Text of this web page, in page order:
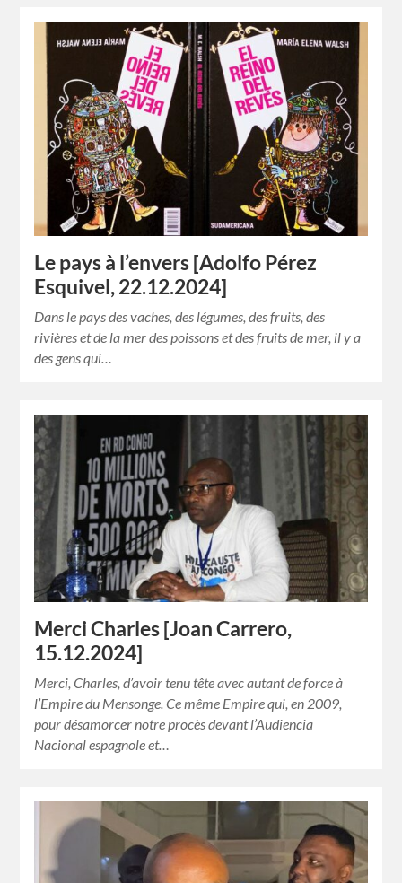
Le pays à l’envers [Adolfo Pérez
Esquivel, 22.12.2024]
Dans le pays des vaches, des légumes, des fruits, des
rivières et de la mer des poissons et des fruits de mer, il y a
des gens qui…
Merci Charles [Joan Carrero,
15.12.2024]
Merci, Charles, d’avoir tenu tête avec autant de force à
l’Empire du Mensonge. Ce même Empire qui, en 2009,
pour désamorcer notre procès devant l’Audiencia
Nacional espagnole et…